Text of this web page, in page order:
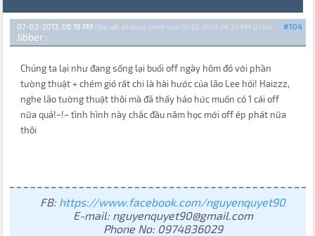
#104
07-02-2013, 06:18 PM (Bài viết đã được chỉnh sửa: 07-02-2013, 06:20 PM {2} bởi
Jibber .)
Chúng ta lại như đang sống lại buổi off ngày hôm đó với phần
tường thuật + chém gió rất chi là hài hước của lão Lee hói! Haizzz,
nghe lão tường thuật thôi mà đã thấy háo hức muốn có 1 cái off
nữa quá!~!~ tình hình này chắc đầu năm học mới off ép phát nữa
thôi
FB: https://www.facebook.com/nguyenquyet90
E-mail: nguyenquyet90@gmail.com
Phone No: 0974836029